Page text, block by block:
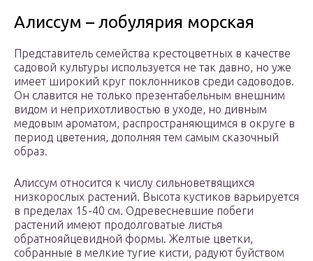
Алиссум – лобулярия морская
Представитель семейства крестоцветных в качестве
садовой культуры используется не так давно, но уже
имеет широкий круг поклонников среди садоводов.
Он славится не только презентабельным внешним
видом и неприхотливостью в уходе, но дивным
медовым ароматом, распространяющимся в округе в
период цветения, дополняя тем самым сказочный
образ.
Алиссум относится к числу сильноветвящихся
низкорослых растений. Высота кустиков варьируется
в пределах 15-40 см. Одревесневшие побеги
растений имеют продолговатые листья
обратнояйцевидной формы. Желтые цветки,
собранные в мелкие тугие кисти, радуют буйством